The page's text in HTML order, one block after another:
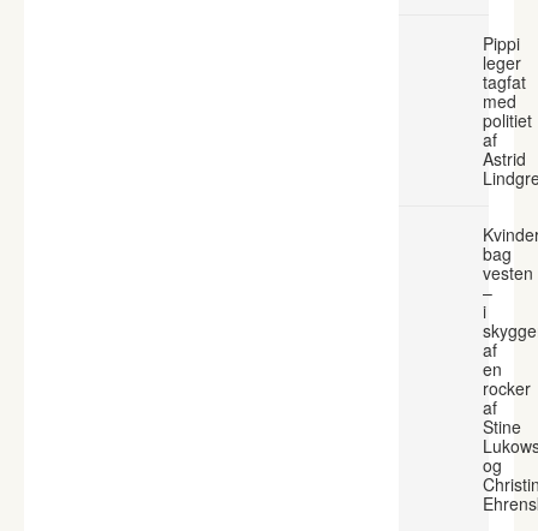
Pippi
leger
tagfat
med
politiet
af
Astrid
bag
vesten
–
i
af
en
rocker
af
Stine
og